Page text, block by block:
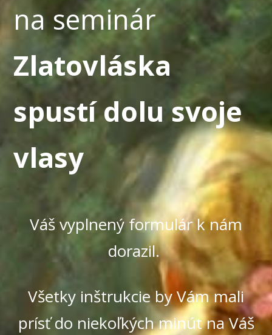
na seminár
Zlatovláska
spustí dolu svoje
vlasy
Váš vyplnený formulár k nám
dorazil.
Všetky inštrukcie by Vám mali
prísť do niekoľkých minút na Váš